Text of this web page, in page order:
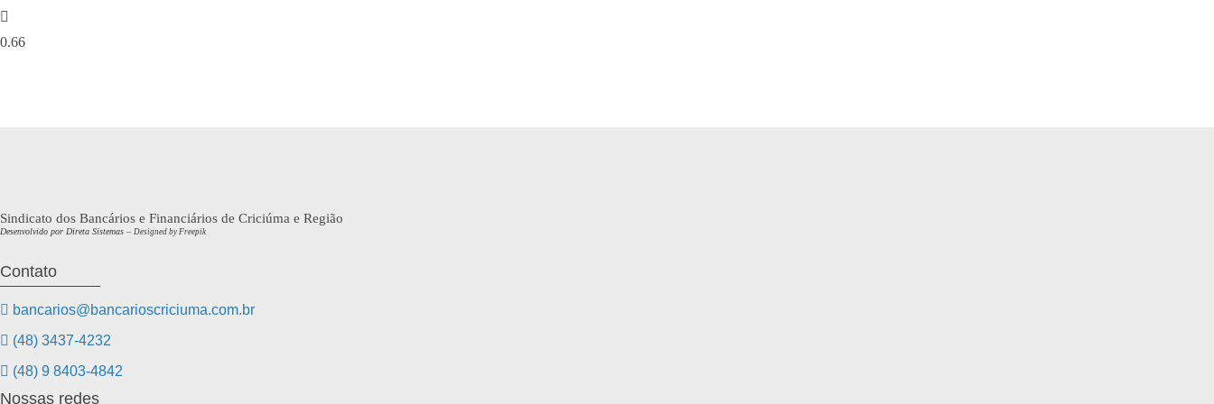
Sindicato dos Bancários e Financiários de Criciúma e Região
Desenvolvido por Direta Sistemas – Designed by Freepik
Contato
bancarios@bancarioscriciuma.com.br
(48) 3437-4232
(48) 9 8403-4842
Nossas redes